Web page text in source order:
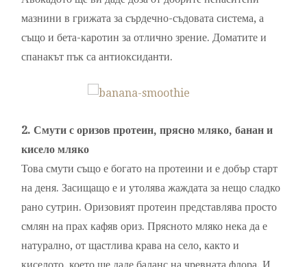
мазнини в грижата за сърдечно-съдовата система, а
също и бета-каротин за отлично зрение. Доматите и
спанакът пък са антиоксиданти.
2. Смути с оризов протеин, прясно мляко, банан и
кисело мляко
Това смути също е богато на протеини и е добър старт
на деня. Засищащо е и утолява жаждата за нещо сладко
рано сутрин. Оризовият протеин представлява просто
смлян на прах кафяв ориз. Прясното мляко нека да е
натурално, от щастлива крава на село, както и